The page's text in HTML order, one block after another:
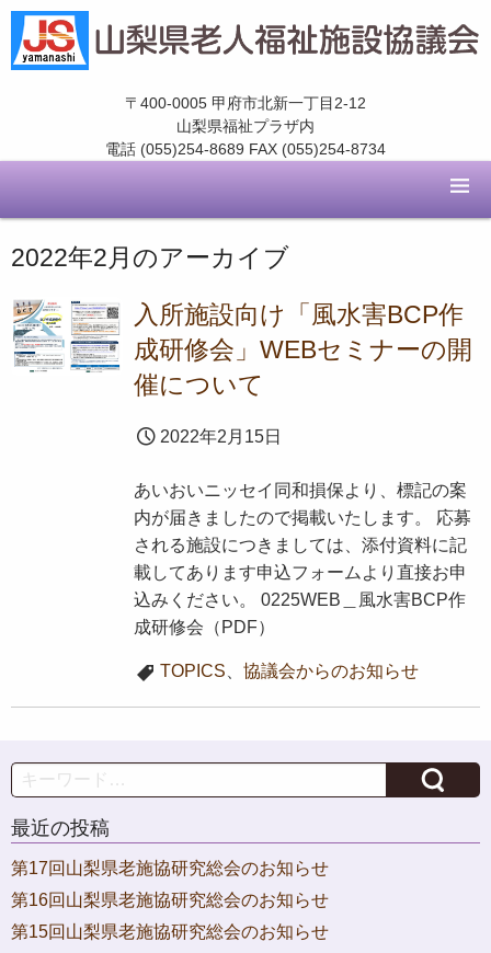
〒400-0005 甲府市北新一丁目2-12
山梨県福祉プラザ内
電話 (055)254-8689 FAX (055)254-8734
2022年2月 のアーカイブ
入所施設向け「風水害BCP作
成研修会」WEBセミナーの開
催について
2022年2月15日
あいおいニッセイ同和損保より、標記の案
内が届きましたので掲載いたします。 応募
される施設につきましては、添付資料に記
載してあります申込フォームより直接お申
込みください。 0225WEB＿風水害BCP作
成研修会（PDF）
TOPICS 協議会からのお知らせ
Search
最近の投稿
第17回山梨県老施協研究総会のお知らせ
第16回山梨県老施協研究総会のお知らせ
第15回山梨県老施協研究総会のお知らせ